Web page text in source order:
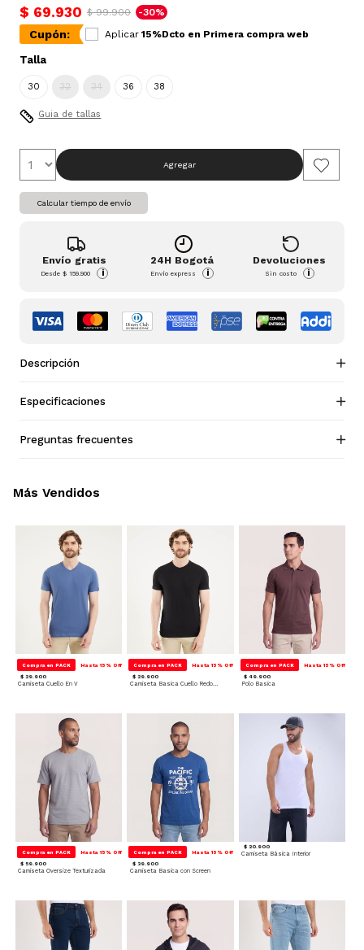
$ 69.930 $ 99.900 -30%
Cupón: Aplicar 15%Dcto en Primera compra web
Talla
30 32 34 36 38
Guia de tallas
Agregar
Calcular tiempo de envío
Envío gratis
Desde$ 159.900 i
24H Bogotá
Envío express i
Devoluciones
Sin costo i
Descripción
Especificaciones
Preguntas frecuentes
Compra en PACK Hasta 15% Off
$ 29.900
Camiseta Cuello En V
Compra en PACK Hasta 15% Off
$ 29.900
Camiseta Basica Cuello Redondo
Compra en PACK Hasta 15% Off
$ 49.900
Polo Basica
Compra en PACK Hasta 15% Off
$ 59.900
Camiseta Oversize Texturizada
Compra en PACK Hasta 15% Off
$ 39.900
Camiseta Basica con Screen
$ 20.900
Camiseta Básica Interior
Más Vendidos